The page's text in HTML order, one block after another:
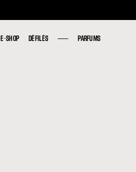
E-SHOP DÉFILÉS PARFUMS
E-SHOP DÉFILÉS PARFUMS